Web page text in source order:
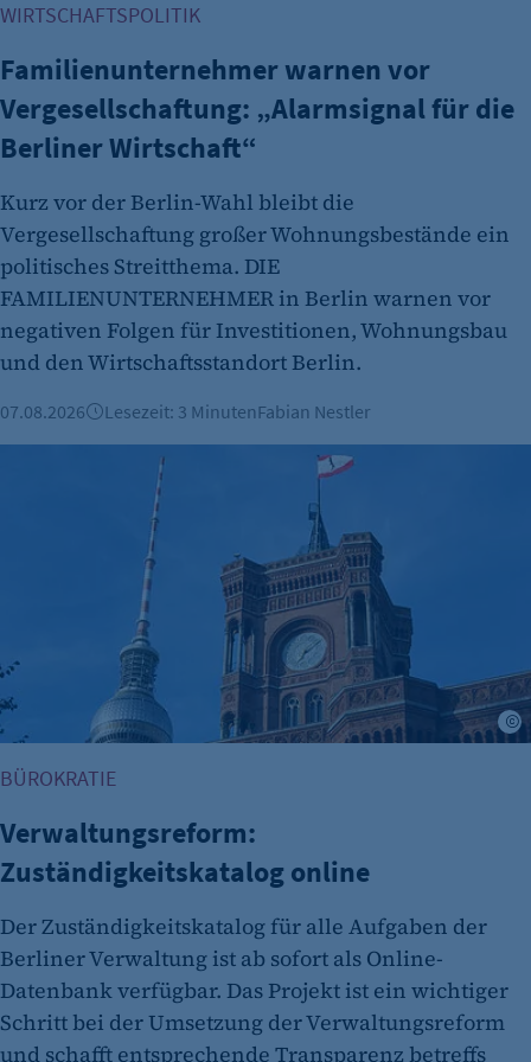
Zweck:
Dieser Cookie speichert die ausgewählten
Einverständnis-Optionen des Benutzers
Cookie Laufzeit:
1 Jahr
Name:
Anbieter:
etracker GmbH
Cookie Erkennung
Cookie Laufzeit:
2 Jahre
etracker Analytics
Name:
Anbieter:
etracker GmbH
Zweck:
Es erlaubt eTracker Cookies zu setzen.
Cookie Laufzeit:
480 Tage
WIRTSCHAFTSPOLITIK
Familienunternehmer warnen vor
Vergesellschaftung: „Alarmsignal für die
Berliner Wirtschaft“
Kurz vor der Berlin-Wahl bleibt die
Vergesellschaftung großer Wohnungsbestände ein
politisches Streitthema. DIE
FAMILIENUNTERNEHMER in Berlin warnen vor
negativen Folgen für Investitionen, Wohnungsbau
und den Wirtschaftsstandort Berlin.
07.08.2026 Lesezeit: 3 MinutenFabian Nestler
Verwaltungsreform: Zuständigkeitskatalog online
BÜROKRATIE
Verwaltungsreform:
Zuständigkeitskatalog online
Der Zuständigkeitskatalog für alle Aufgaben der
Berliner Verwaltung ist ab sofort als Online-
Datenbank verfügbar. Das Projekt ist ein wichtiger
Schritt bei der Umsetzung der Verwaltungsreform
und schafft entsprechende Transparenz betreffs